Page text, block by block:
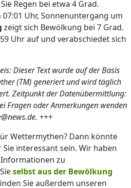
Regen bei etwa 4 Grad.
Uhr, Sonnenuntergang um
zeigt sich Bewölkung bei 7 Grad.
Uhr auf und verabschiedet sich
Dieser Text wurde auf der Basis
(TM) generiert und wird täglich
Zeitpunkt der Datenübermittlung:
Fragen oder Anmerkungen wenden
+++
Wettermythen? Dann könnte
Sie interessant sein. Wir haben
zu
selbst aus der Bewölkung
Sie außerdem unseren